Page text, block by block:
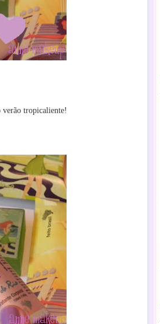
verão tropicaliente!